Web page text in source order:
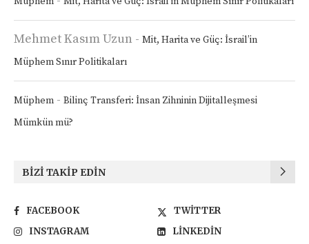
Mehmet Kasım Uzun - Mit, Harita ve Güç: İsrail’in
Müphem Sınır Politikaları
Müphem - Bilinç Transferi: İnsan Zihninin Dijitalleşmesi
Mümkün mü?
BIZI TAKIP EDIN
FACEBOOK
TWITTER
INSTAGRAM
LINKEDIN